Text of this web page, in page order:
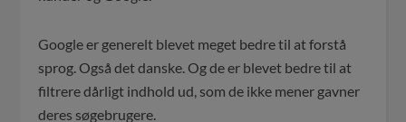
Google er generelt blevet meget bedre til at forstå
sprog. Også det danske. Og de er blevet bedre til at
filtrere dårligt indhold ud, som de ikke mener gavner
deres søgebrugere.